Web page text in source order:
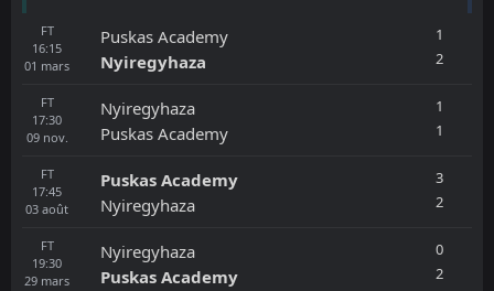
FT
16:15
01 mars
Puskas Academy
Nyiregyhaza
1
2
FT
17:30
09 nov.
Nyiregyhaza
Puskas Academy
1
1
FT
17:45
03 août
Puskas Academy
Nyiregyhaza
3
2
FT
19:30
29 mars
Nyiregyhaza
Puskas Academy
0
2